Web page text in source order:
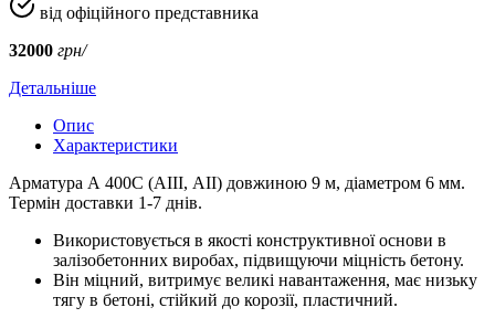
від офіційного представника
32000 грн/
Детальніше
Опис
Характеристики
Арматура А 400С (АIII, АII) довжиною 9 м, діаметром 6 мм.
Термін доставки 1-7 днів.
Використовується в якості конструктивної основи в
залізобетонних виробах, підвищуючи міцність бетону.
Він міцний, витримує великі навантаження, має низьку
тягу в бетоні, стійкий до корозії, пластичний.